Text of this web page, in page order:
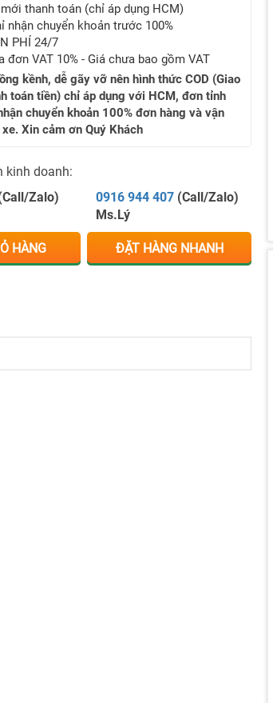
thanh toán (chỉ áp dụng HCM)
nhận chuyển khoản trước 100%
PHÍ 24/7
đơn VAT 10% - Giá chưa bao gồm VAT
kềnh, dễ gãy vỡ nên hình thức COD (Giao
toán tiền) chỉ áp dụng với HCM, đơn tỉnh
chuyển khoản 100% đơn hàng và vận
Xin cảm ơn Quý Khách
kinh doanh:
Zalo)
0916 944 407 (Call/Zalo)
Ms.Lý
HÀNG ĐẶT HÀNG NHANH